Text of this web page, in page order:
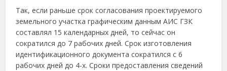
Так, если раньше срок согласования проектируемого
земельного участка графическим данным АИС ГЗК
составлял 15 календарных дней, то сейчас он
сократился до 7 рабочих дней. Срок изготовления
идентификационного документа сократился с 6
рабочих дней до 4-х. Сроки предоставления сведений